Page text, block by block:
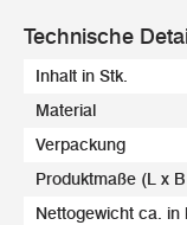
Technische
Inhalt in Stk.
Material
Verpackung
Produktmaße (L x
Nettogewicht ca. in